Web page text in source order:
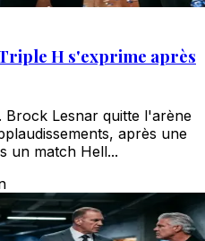
H s'exprime après
Brock Lesnar quitte l'arène
après une
un match Hell...